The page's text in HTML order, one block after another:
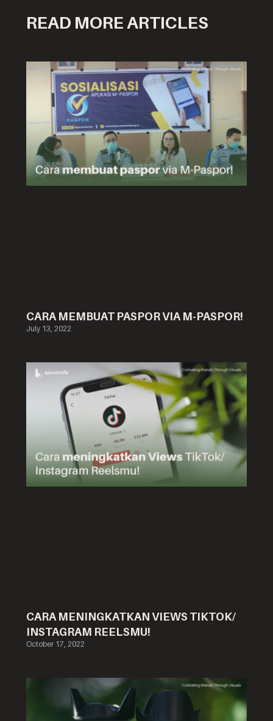
READ MORE ARTICLES
CARA MEMBUAT PASPOR VIA M-PASPOR!
July 13, 2022
CARA MENINGKATKAN VIEWS TIKTOK/
INSTAGRAM REELSMU!
October 17, 2022